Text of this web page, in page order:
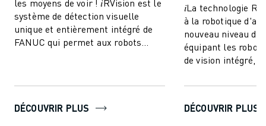
les moyens de voir ! 𝑖RVision est le
système de détection visuelle
unique et entièrement intégré de
FANUC qui permet aux robots
DÉCOUVRIR PLUS
𝑖La technologie
à la robotique
nouveau niveau
équipant les
de vision intégré,
DÉCOUVRIR PLUS